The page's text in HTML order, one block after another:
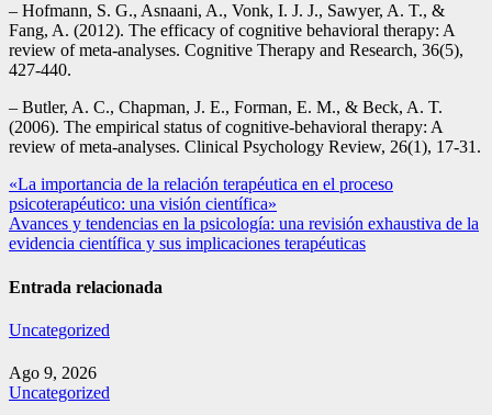
– Hofmann, S. G., Asnaani, A., Vonk, I. J. J., Sawyer, A. T., &
Fang, A. (2012). The efficacy of cognitive behavioral therapy: A
review of meta-analyses. Cognitive Therapy and Research, 36(5),
427-440.
– Butler, A. C., Chapman, J. E., Forman, E. M., & Beck, A. T.
(2006). The empirical status of cognitive-behavioral therapy: A
review of meta-analyses. Clinical Psychology Review, 26(1), 17-31.
Navegación
de
entradas
«La importancia de la relación terapéutica en el proceso
psicoterapéutico: una visión científica»
Avances y tendencias en la psicología: una revisión exhaustiva de la
evidencia científica y sus implicaciones terapéuticas
Entrada relacionada
Uncategorized
Ago 9, 2026
Uncategorized